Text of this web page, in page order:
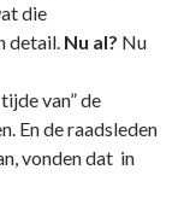
die
detail. Nu al? Nu
van” de
En de raadsleden
vonden dat in